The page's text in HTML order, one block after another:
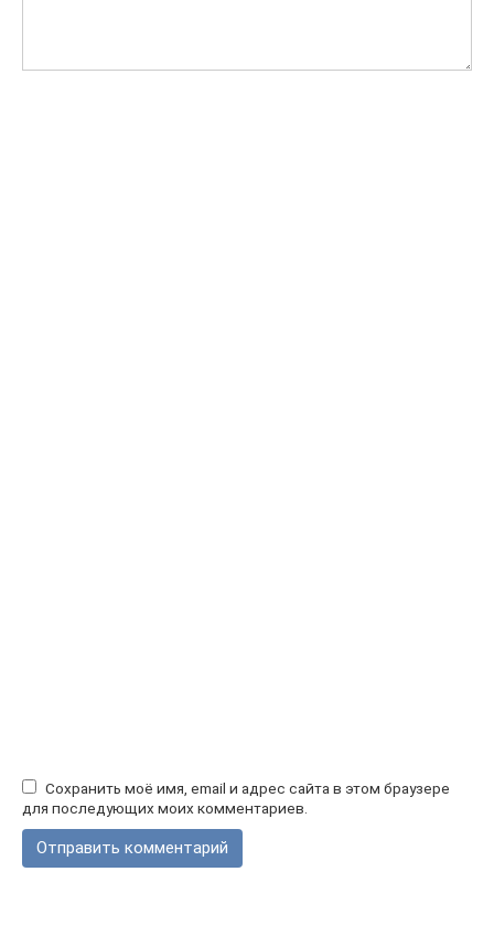
Сохранить моё имя, email и адрес сайта в этом браузере
для последующих моих комментариев.